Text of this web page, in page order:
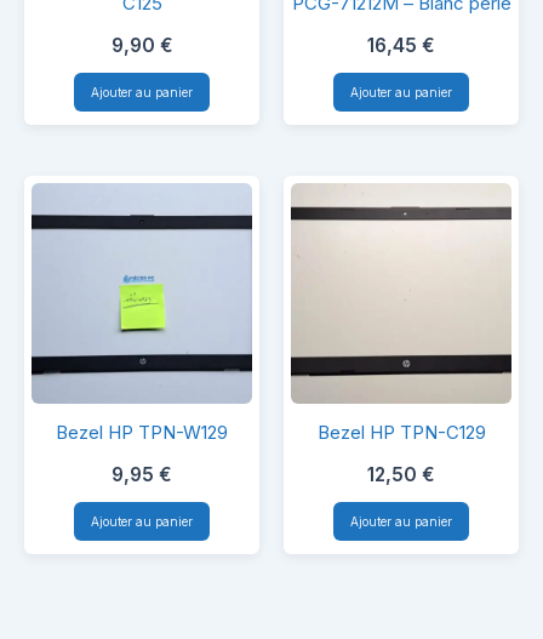
HP
TPN-
C125
9,90 €
Ajouter au panier
–
Sony
VAIO
71212M
–
16,45 €
Ajouter au panier
Bezel
W129
Bezel HP TPN-W129
9,95 €
Ajouter au panier
Bezel
C129
Bezel HP TPN-C129
12,50 €
Ajouter au panier